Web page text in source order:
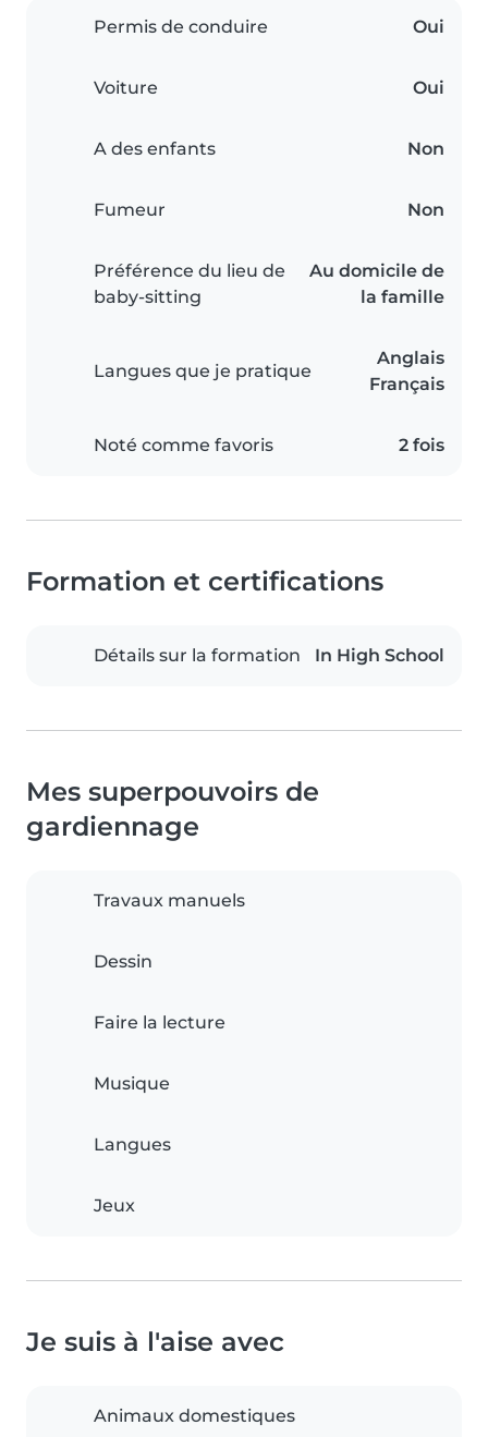
Permis de conduire Oui
Voiture Oui
A des enfants Non
Fumeur Non
Préférence du lieu de
baby-sitting
Au domicile de
la famille
Langues que je pratique
Anglais
Français
Noté comme favoris 2 fois
Formation et certifications
Détails sur la formation In High School
Mes superpouvoirs de
gardiennage
Travaux manuels
Dessin
Faire la lecture
Musique
Langues
Jeux
Je suis à l'aise avec
Animaux domestiques